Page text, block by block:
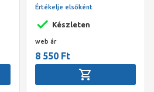
Készleten
Értékelje elsőként
web ár
8 550 Ft